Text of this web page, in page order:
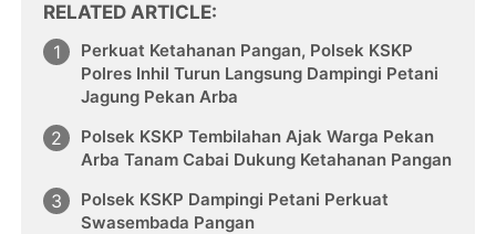
RELATED ARTICLE
Perkuat Ketahanan Pangan, Polsek KSKP
Polres Inhil Turun Langsung Dampingi Petani
Jagung Pekan Arba
Polsek KSKP Tembilahan Ajak Warga Pekan
Arba Tanam Cabai Dukung Ketahanan Pangan
Polsek KSKP Dampingi Petani Perkuat
Swasembada Pangan